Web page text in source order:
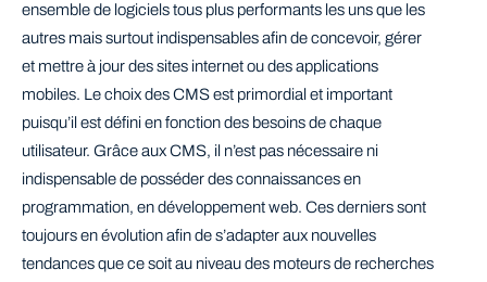
ensemble de logiciels tous plus performants les uns que les
autres mais surtout indispensables afin de concevoir, gérer
et mettre à jour des sites internet ou des applications
mobiles. Le choix des CMS est primordial et important
puisqu’il est défini en fonction des besoins de chaque
utilisateur. Grâce aux CMS, il n’est pas nécessaire ni
indispensable de posséder des connaissances en
programmation, en développement web. Ces derniers sont
toujours en évolution afin de s’adapter aux nouvelles
tendances que ce soit au niveau des moteurs de recherches